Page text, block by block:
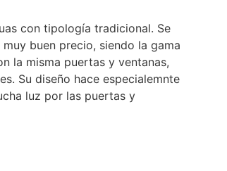
con tipología tradicional. Se
buen precio, siendo la gama
la misma puertas y ventanas,
Su diseño hace especialemnte
luz por las puertas y